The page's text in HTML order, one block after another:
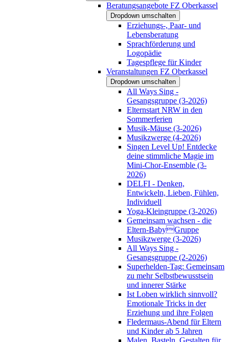
Beratungsangebote FZ Oberkassel
Dropdown umschalten
Erziehungs-, Paar- und
Lebensberatung
Sprachförderung und
Logopädie
Tagespflege für Kinder
Veranstaltungen FZ Oberkassel
Dropdown umschalten
All Ways Sing -
Gesangsgruppe (3-2026)
Elternstart NRW in den
Sommerferien
Musik-Mäuse (3-2026)
Musikzwerge (4-2026)
Singen Level Up! Entdecke
deine stimmliche Magie im
Mini-Chor-Ensemble (3-
2026)
DELFI - Denken,
Entwickeln, Lieben, Fühlen,
Individuell
Yoga-Kleingruppe (3-2026)
Gemeinsam wachsen - die
Eltern-BabyGruppe
Musikzwerge (3-2026)
All Ways Sing -
Gesangsgruppe (2-2026)
Superhelden-Tag: Gemeinsam
zu mehr Selbstbewusstsein
und innerer Stärke
Ist Loben wirklich sinnvoll?
Emotionale Tricks in der
Erziehung und ihre Folgen
Fledermaus-Abend für Eltern
und Kinder ab 5 Jahren
Malen, Basteln, Gestalten für